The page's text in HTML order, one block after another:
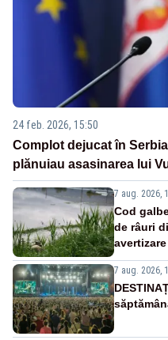
24 feb. 2026, 15:50
Complot dejucat în
plănuiau asasinarea lui
7 aug. 2026,
Cod
de râuri
7 aug. 2026,